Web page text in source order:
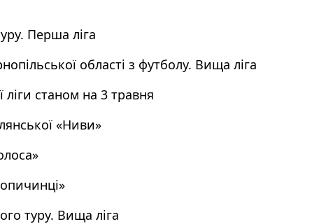
Перша ліга
області з футболу. Вища ліга
станом на 3 травня
«Ниви»
туру. Вища ліга